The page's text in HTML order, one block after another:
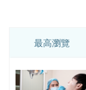
最高瀏覽